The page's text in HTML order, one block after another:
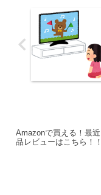
Amazonで買える！最
品レビューはこちら！！